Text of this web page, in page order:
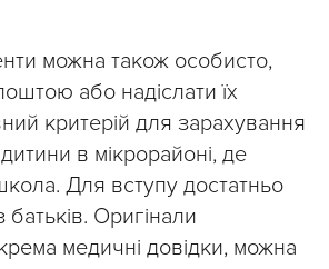
можна також особисто,
або надіслати їх
критерій для зарахування
в мікрорайоні, де
Для вступу достатньо
Оригінали
медичні довідки, можна